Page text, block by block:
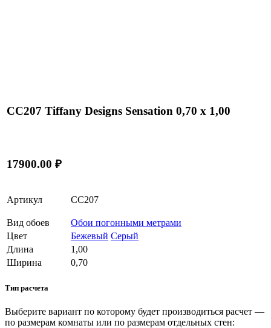
CC207 Tiffany Designs Sensation 0,70 x 1,00
17900.00 ₽
Артикул CC207
Вид обоев
Обои погонными метрами
Цвет
Бежевый Серый
Длина
1,00
Ширина
0,70
Тип расчета
Выберите вариант по которому будет производиться расчет —
по размерам комнаты или по размерам отдельных стен: